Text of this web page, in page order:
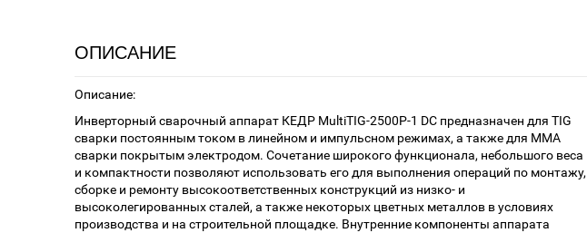
ОПИСАНИЕ
Описание:
Инверторный сварочный аппарат КЕДР MultiTIG-2500P-1 DC предназначен для TIG
сварки постоянным током в линейном и импульсном режимах, а также для ММА
сварки покрытым электродом. Сочетание широкого функционала, небольшого веса
и компактности позволяют использовать его для выполнения операций по монтажу,
сборке и ремонту высокоответственных конструкций из низко- и
высоколегированных сталей, а также некоторых цветных металлов в условиях
производства и на строительной площадке. Внутренние компоненты аппарата